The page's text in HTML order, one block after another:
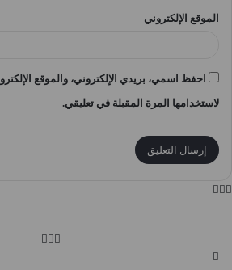
الموقع الإلكتروني
احفظ اسمي، بريدي الإلكتروني، والموقع
لاستخدامها المرة المقبلة في تعليقي.